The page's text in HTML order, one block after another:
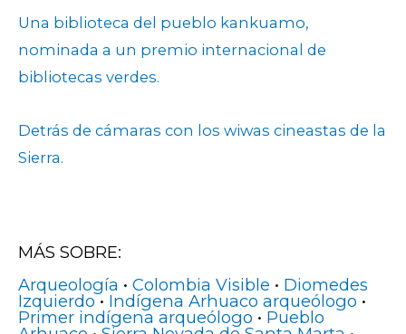
Una biblioteca del pueblo kankuamo,
nominada a un premio internacional de
bibliotecas verdes.
Detrás de cámaras con los wiwas cineastas de la
Sierra.
MÁS SOBRE:
Arqueología • Colombia Visible • Diomedes
Izquierdo• Indígena Arhuaco arqueólogo •
Primer indígena arqueólogo • Pueblo